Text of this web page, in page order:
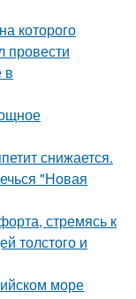
которого
провести
в
снижается.
"Новая
стремясь к
толстого и
море